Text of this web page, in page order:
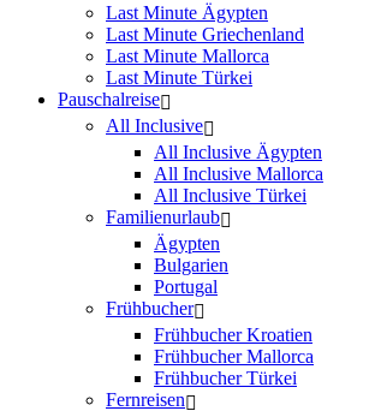
Last Minute Ägypten
Last Minute Griechenland
Last Minute Mallorca
Last Minute Türkei
Pauschalreise
All Inclusive
All Inclusive Ägypten
All Inclusive Mallorca
All Inclusive Türkei
Familienurlaub
Ägypten
Bulgarien
Portugal
Frühbucher
Frühbucher Kroatien
Frühbucher Mallorca
Frühbucher Türkei
Fernreisen